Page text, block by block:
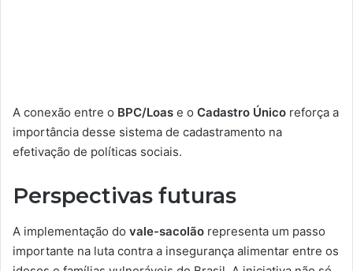
A conexão entre o BPC/Loas e o Cadastro Único reforça a
importância desse sistema de cadastramento na
efetivação de políticas sociais.
Perspectivas futuras
A implementação do vale-sacolão representa um passo
importante na luta contra a insegurança alimentar entre os